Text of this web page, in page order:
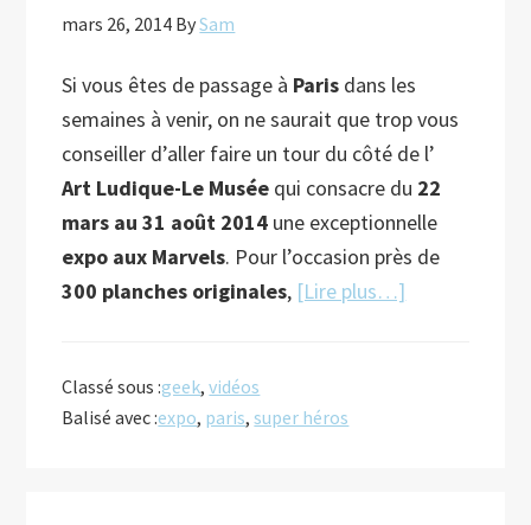
mars 26, 2014 BySam
Si vous êtes de passage à Paris dans les
semaines à venir, on ne saurait que trop vous
conseiller d’aller faire un tour du côté de l’
Art Ludique-Le Musée qui consacre du 22
mars au 31 août 2014 une exceptionnelle
expo aux Marvels. Pour l’occasion près de
300 planches originales, [Lire plus…]
Classé sous :geek,vidéos
Balisé avec :expo, paris,super héros